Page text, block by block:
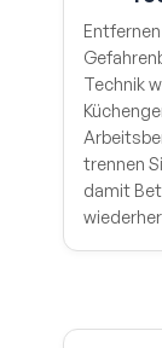
Technik
trennen
damit